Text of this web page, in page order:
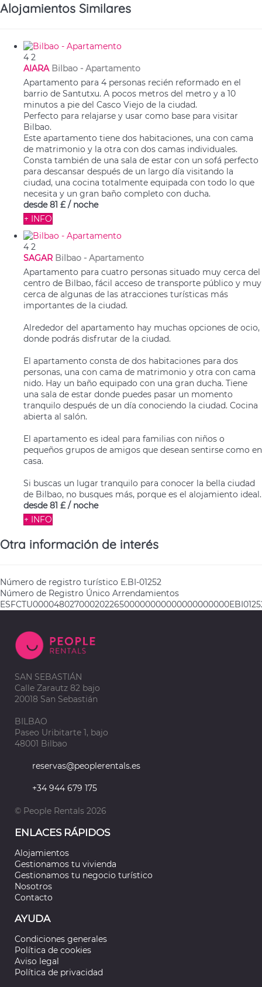
Alojamientos Similares
4 2
AIARA Bilbao - Apartamento
Apartamento para 4 personas recién reformado en el
barrio de Santutxu. A pocos metros del metro y a 10
minutos a pie del Casco Viejo de la ciudad.
Perfecto para relajarse y usar como base para visitar
Bilbao.
Este apartamento tiene dos habitaciones, una con cama
de matrimonio y la otra con dos camas individuales.
Consta también de una sala de estar con un sofá perfecto
para descansar después de un largo día visitando la
ciudad, una cocina totalmente equipada con todo lo que
necesita y un gran baño completo con ducha.
desde 81 £ / noche
+ INFO
4 2
SAGAR Bilbao - Apartamento
Apartamento para cuatro personas situado muy cerca del
centro de Bilbao, fácil acceso de transporte público y muy
cerca de algunas de las atracciones turísticas más
importantes de la ciudad.
Alrededor del apartamento hay muchas opciones de ocio,
donde podrás disfrutar de la ciudad.
El apartamento consta de dos habitaciones para dos
personas, una con cama de matrimonio y otra con cama
nido. Hay un baño equipado con una gran ducha. Tiene
una sala de estar donde puedes pasar un momento
tranquilo después de un día conociendo la ciudad. Cocina
abierta al salón.
El apartamento es ideal para familias con niños o
pequeños grupos de amigos que desean sentirse como en
casa.
Si buscas un lugar tranquilo para conocer la bella ciudad
de Bilbao, no busques más, porque es el alojamiento ideal.
desde 81 £ / noche
+ INFO
Otra información de interés
Número de registro turístico E.BI-01252
Número de Registro Único Arrendamientos
SAN SEBASTIÁN
Calle Zarautz 82 bajo
20018 San Sebastián
BILBAO
Paseo Uribitarte 1, bajo
48001 Bilbao
reservas@peoplerentals.es
+34 944 679 175
© People Rentals 2026
ENLACES RÁPIDOS
Alojamientos
Gestionamos tu vivienda
Gestionamos tu negocio turístico
Nosotros
Contacto
AYUDA
Condiciones generales
Política de cookies
Aviso legal
Política de privacidad